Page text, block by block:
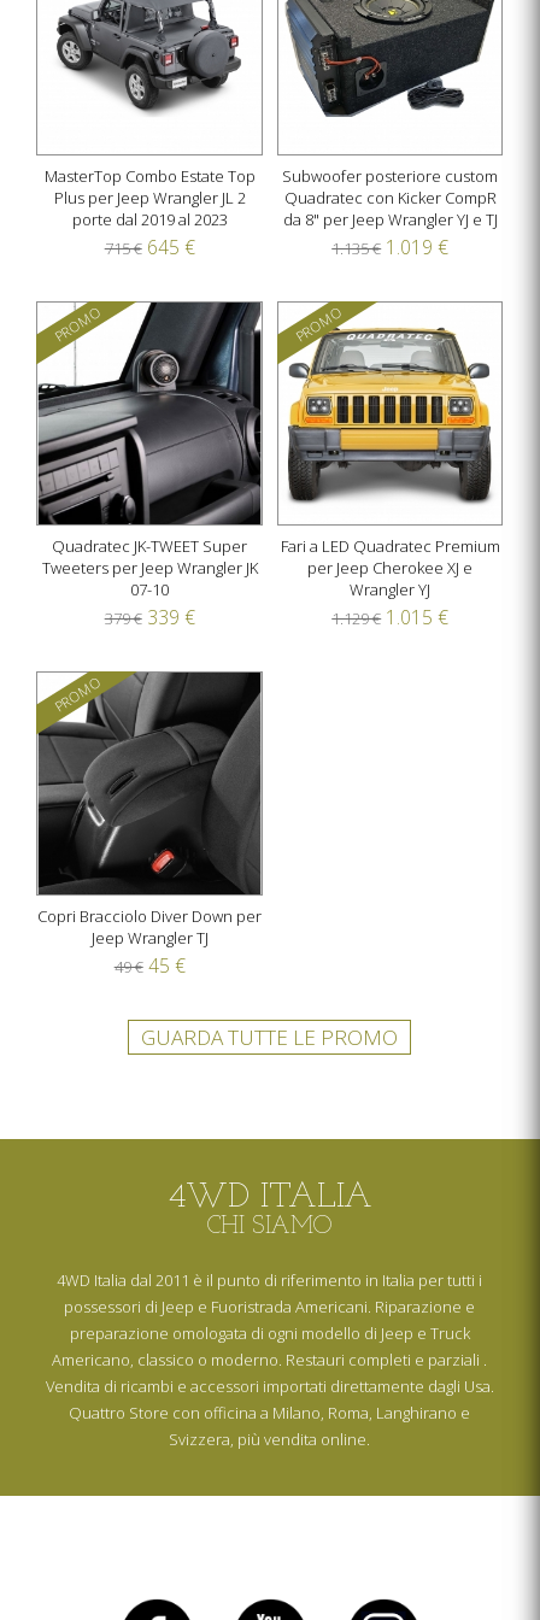
MasterTop Combo Estate Top
Plus per Jeep Wrangler JL 2
porte dal 2019 al 2023
715 € 645 €
Subwoofer posteriore custom
Quadratec con Kicker CompR
da 8" per Jeep Wrangler YJ e TJ
1.135 € 1.019 €
PROMO
Quadratec JK-TWEET Super
Tweeters per Jeep Wrangler JK
07-10
379 € 339 €
PROMO
Fari a LED Quadratec Premium
per Jeep Cherokee XJ e
Wrangler YJ
1.129 € 1.015 €
PROMO
Copri Bracciolo Diver Down per
Jeep Wrangler TJ
49 € 45 €
GUARDA TUTTE LE PROMO
4WD ITALIA
CHI SIAMO
4WD Italia dal 2011 è il punto di riferimento in Italia per tutti i
possessori di Jeep e Fuoristrada Americani. Riparazione e
preparazione omologata di ogni modello di Jeep e Truck
Americano, classico o moderno. Restauri completi e parziali .
Vendita di ricambi e accessori importati direttamente dagli Usa.
Quattro Store con officina a Milano, Roma, Langhirano e
Svizzera, più vendita online.